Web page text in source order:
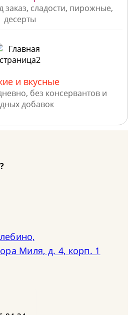
заказ, сладости, пирожные,
десерты
и вкусные
без консервантов и
добавок
Миля, д. 4, корп. 1